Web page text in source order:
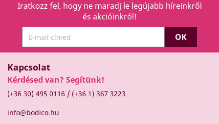
Iratkozz fel, hogy ne maradj le legújabb híreinkről
és akcióinkról!
Kapcsolat
Kérdésed van? Segítünk!
(+36 30) 495 0116 / (+36 1) 367 3223
info@bodico.hu